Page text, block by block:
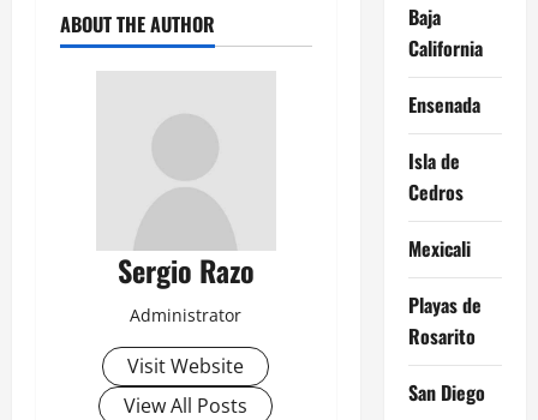
ABOUT THE AUTHOR
Sergio Razo
Administrator
Visit Website
View All Posts
Baja
California
Ensenada
Isla de
Cedros
Mexicali
Playas de
Rosarito
San Diego